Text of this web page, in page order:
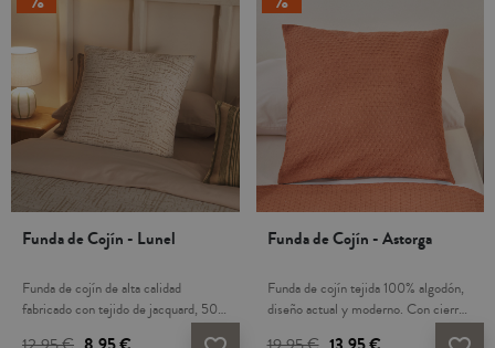
Funda de Cojín - Lunel
Funda de cojín de alta calidad
fabricado con tejido de jacquard, 50%
Funda de Cojín - Astorga
Funda de cojín tejida 100% algodón,
diseño actual y moderno. Con cierre